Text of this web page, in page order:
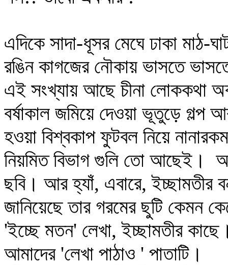
এদিকে সাদা-ধূসর মেঘে ঢাকা মাঠ-
রঙিন কাগজের নৌকায় ভাসতে
এই সংখ্যায় আছে চীনা লোককথা
বর্ষাকাল জমিয়ে দেওয়া ভূতুড়ে
হওয়া বিশ্বকাপ ফুটবল নিয়ে
নিয়মিত বিভাগ গুলি তো আছেই।
ছবি। আর হ্যাঁ, এবারে, ইচ্ছামতীর
জানিয়েছে তার গরমের ছুটি কেমন
'ইচ্ছে মতন' লেখা, ইচ্ছামতীর
আমাদের 'লেখা পাঠাও ' পাতাটি।